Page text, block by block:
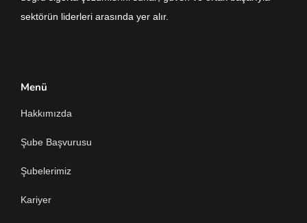
sektörün liderleri arasında yer alır.
Menü
Hakkımızda
Şube Başvurusu
Şubelerimiz
Kariyer